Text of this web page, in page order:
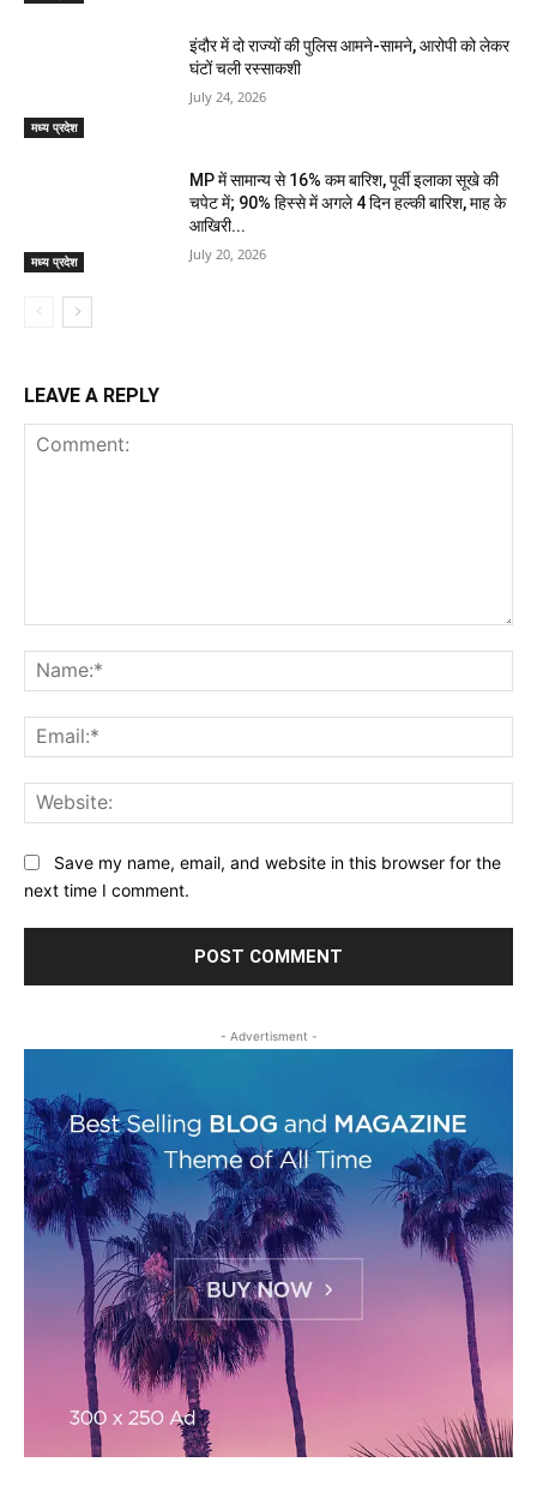
मध्य प्रदेश
इंदौर में दो राज्यों की पुलिस आमने-सामने, आरोपी को लेकर
घंटों चली रस्साकशी
July 24, 2026
मध्य प्रदेश
MP में सामान्य से 16% कम बारिश, पूर्वी इलाका सूखे की
चपेट में; 90% हिस्से में अगले 4 दिन हल्की बारिश, माह के
आखिरी...
July 20, 2026
LEAVE A REPLY
Save my name, email, and website in this browser for the
next time I comment.
- Advertisment -